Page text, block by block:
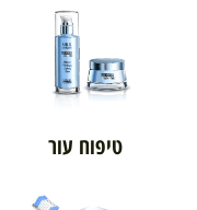
טיפוח עור